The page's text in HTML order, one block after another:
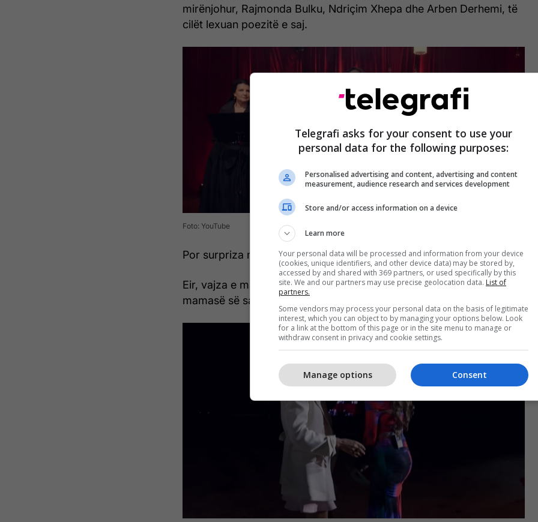
mirënjohur, Rajmonda Bulku, Ndriçim Xhepa dhe Arben Derhemi, të
cilët lexuan poezitë e saj.
Foto: YouTube
Por surpriza më emocionuese ishte ajo nga vajzat e saj.
Eir, vajza e madhe e Mozës e cila jeton në Romë lexoi një poezi të
mamasë së saj.
Telegrafi asks for your consent to use your
personal data for the following purposes:
Personalised advertising and content, advertising and content
measurement, audience research and services development
Store and/or access information on a device
Learn more
Your personal data will be processed and information from your device
(cookies, unique identifiers, and other device data) may be stored by,
accessed by and shared with 369 partners, or used specifically by this
site. We and our partners may use precise geolocation data. List of
partners.
Some vendors may process your personal data on the basis of legitimate
interest, which you can object to by managing your options below. Look
for a link at the bottom of this page or in the site menu to manage or
withdraw consent in privacy and cookie settings.
Consent
Manage options